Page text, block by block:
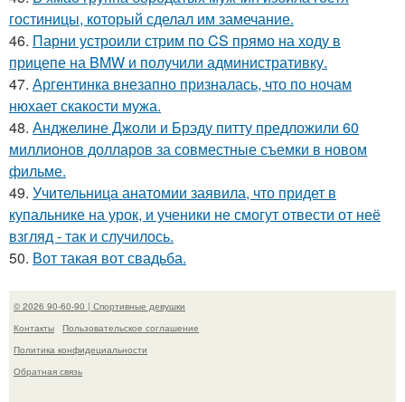
гостиницы, который сделал им замечание.
46. Парни устроили стрим по CS прямо на ходу в
прицепе на BMW и получили административку.
47. Аргентинка внезапно призналась, что по ночам
нюхает скакости мужа.
48. Анджелине Джоли и Брэду питту предложили 60
миллионов долларов за совместные съемки в новом
фильме.
49. Учительница анатомии заявила, что придет в
купальнике на урок, и ученики не смогут отвести от неё
взгляд - так и случилось.
50. Вот такая вот свадьба.
© 2026 90-60-90 | Спортивные девушки
Контакты
Пользовательское соглашение
Политика конфидециальности
Обратная связь